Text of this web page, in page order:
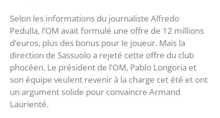
Selon les informations du journaliste Alfredo
Pedulla, l’OM avait formulé une offre de 12 millions
d’euros, plus des bonus pour le joueur. Mais la
direction de Sassuolo a rejeté cette offre du club
phocéen. Le président de l’OM, Pablo Longoria et
son équipe veulent revenir à la charge cet été et ont
un argument solide pour convaincre Armand
Laurienté.